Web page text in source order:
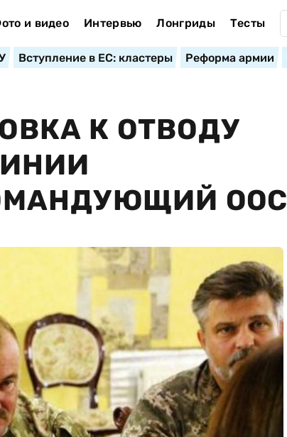
и видео Интервью Лонгриды Тесты
Вступление в ЕС: кластеры Реформа армии
К ОТВОДУ
ООС